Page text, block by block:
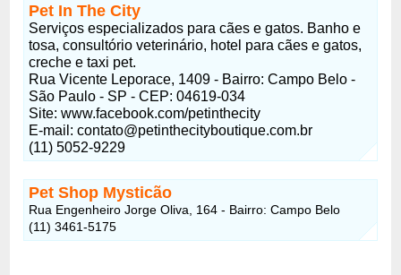
Pet In The City
Serviços especializados para cães e gatos. Banho e
tosa, consultório veterinário, hotel para cães e gatos,
creche e taxi pet.
Rua Vicente Leporace, 1409 - Bairro: Campo Belo -
São Paulo - SP - CEP: 04619-034
Site: www.facebook.com/petinthecity
E-mail: contato@petinthecityboutique.com.br
(11) 5052-9229
Pet Shop Mysticão
Rua Engenheiro Jorge Oliva, 164 - Bairro: Campo Belo
(11) 3461-5175